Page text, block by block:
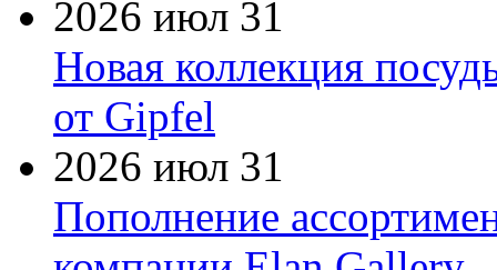
2026 июл 31
Новая коллекция
от Gipfel
2026 июл 31
Пополнение